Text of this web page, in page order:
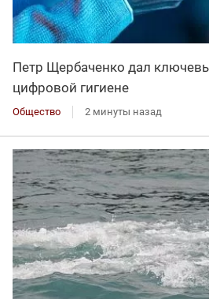
Петр Щербаченко дал
цифровой гигиене
Общество 2 минуты назад